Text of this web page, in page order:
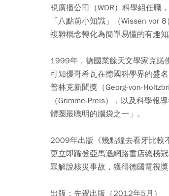
視廣播公司（WDR）科學組任職
「八點前小知識」（Wissen vor
複雜概念轉化為簡單易懂的有趣
1999年，德國業餘天文學家克諾
可知優哥希瓦在德國科學界的盛
普林克新聞獎（Georg-von-
（Grimme-Preis），以及科學報
體圈最聰明的腦袋之一」。
2009年出版《幾點鐘去看牙比較
更立即躍登亞馬遜網路書店總榜
眾解說核災事故，獲得德國電視獎
出版：先覺出版（2012年5月）